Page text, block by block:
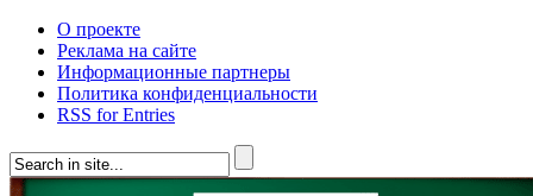
О проекте
Реклама на сайте
Информационные партнеры
Политика конфиденциальности
RSS for Entries